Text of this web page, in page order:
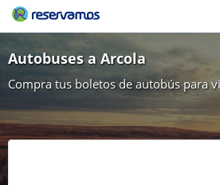
Autobuses a Arcola
Compra tus boletos de autobús para